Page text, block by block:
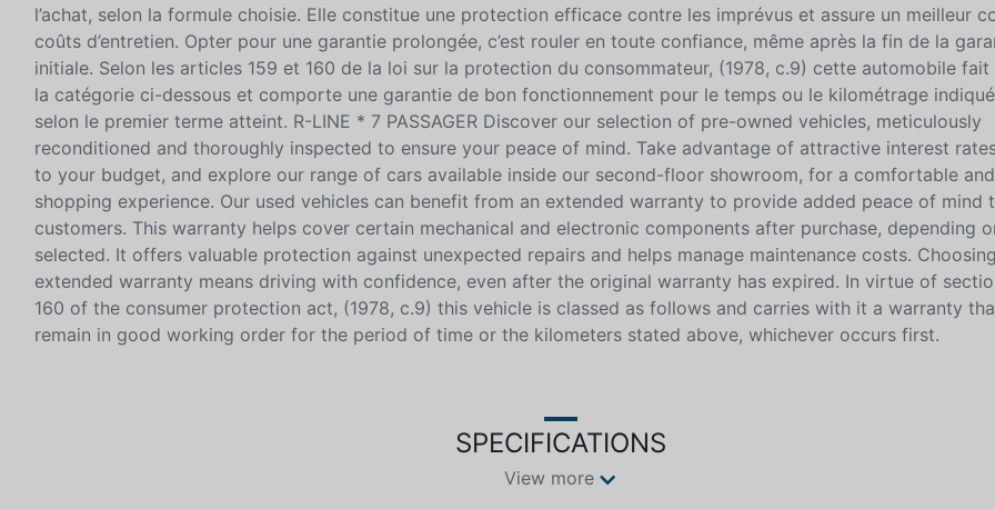
l’achat, selon la formule choisie. Elle constitue une protection efficace contre les imprévus et assure un meilleur
coûts d’entretien. Opter pour une garantie prolongée, c’est rouler en toute confiance, même après la fin de la
initiale. Selon les articles 159 et 160 de la loi sur la protection du consommateur, (1978, c.9) cette automobile
la catégorie ci-dessous et comporte une garantie de bon fonctionnement pour le temps ou le kilométrage
selon le premier terme atteint. R-LINE * 7 PASSAGER Discover our selection of pre-owned vehicles, meticulously
reconditioned and thoroughly inspected to ensure your peace of mind. Take advantage of attractive interest
to your budget, and explore our range of cars available inside our second-floor showroom, for a comfortable
shopping experience. Our used vehicles can benefit from an extended warranty to provide added peace of mind
customers. This warranty helps cover certain mechanical and electronic components after purchase, depending
selected. It offers valuable protection against unexpected repairs and helps manage maintenance costs.
extended warranty means driving with confidence, even after the original warranty has expired. In virtue of
160 of the consumer protection act, (1978, c.9) this vehicle is classed as follows and carries with it a warranty
remain in good working order for the period of time or the kilometers stated above, whichever occurs first.
SPECIFICATIONS
View more